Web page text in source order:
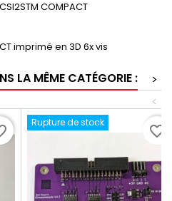
COMPACT
imprimé en 3D 6x vis
LA MÊME CATÉGORIE :
>
<
Rupture de stock
favorite_border